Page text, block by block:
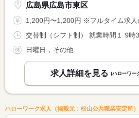
広島県広島市東区
1,200円〜1,200円 ※フルタイム求人の場合は月額（換算額）、パート求
日曜日，その他
求人詳細を見る (ハローワー
ハローワーク求人（掲載元：松山公共職業安定所）